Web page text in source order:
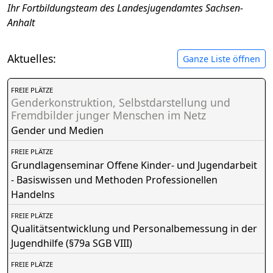
Ihr Fortbildungsteam des Landesjugendamtes Sachsen-
Anhalt
Aktuelles: Ganze Liste öffnen
FREIE PLÄTZE
Genderkonstruktion, Selbstdarstellung und
Fremdbilder junger Menschen im Netz
Gender und Medien
FREIE PLÄTZE
Grundlagenseminar Offene Kinder- und Jugendarbeit
- Basiswissen und Methoden Professionellen
Handelns
FREIE PLÄTZE
Qualitätsentwicklung und Personalbemessung in der
Jugendhilfe (§79a SGB VIII)
FREIE PLÄTZE